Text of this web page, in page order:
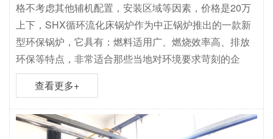
格不考虑其他辅机配置，安装区域等因素，价格是20万
上下，SHX循环流化床锅炉作为中正锅炉推出的一款新
型环保锅炉，它具有：燃料适用广、燃烧效率高、排放
环保等特点，非常适合那些当地对环境要求苛刻的企
查看更多+